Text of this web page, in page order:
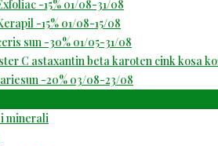
-15% 01/08-31/08
-15% 01/08-15/08
sun -30% 01/05-31/08
C astaxantin beta karoten cink kosa
-20% 03/08-23/08
minerali